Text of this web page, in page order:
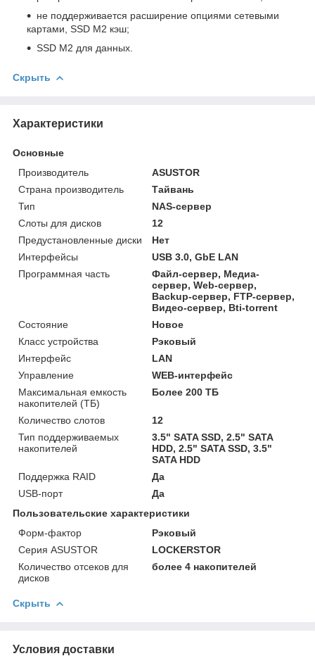
не поддерживается расширение опциями сетевыми
картами, SSD M2 кэш;
SSD M2 для данных.
Скрыть
Характеристики
Основные
Производитель
ASUSTOR
Страна производитель
Тайвань
Тип
NAS-сервер
Слоты для дисков
12
Предустановленные диски
Нет
Интерфейсы
USB 3.0, GbE LAN
Программная часть
Файл-сервер, Медиа-
сервер, Web-сервер,
Backup-сервер, FTP-сервер,
Видео-сервер, Bti-torrent
Состояние
Новое
Класс устройства
Рэковый
Интерфейс
LAN
Управление
WEB-интерфейс
Максимальная емкость
накопителей (ТБ)
Более 200 ТБ
Количество слотов
12
Тип поддерживаемых
накопителей
3.5" SATA SSD, 2.5" SATA
HDD, 2.5" SATA SSD, 3.5"
SATA HDD
Поддержка RAID
Да
USB-порт
Да
Пользовательские характеристики
Форм-фактор
Рэковый
Серия ASUSTOR
LOCKERSTOR
Количество отсеков для
дисков
более 4 накопителей
Скрыть
Условия доставки